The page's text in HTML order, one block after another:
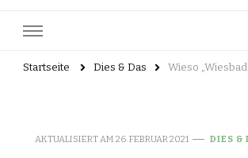
Startseite Dies & Das Wieso
AKTUALISIERT AM 26. FEBRUAR 2021 DIES &